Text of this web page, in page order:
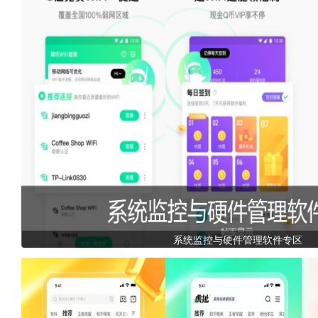
系统监控与硬件管理软件专区